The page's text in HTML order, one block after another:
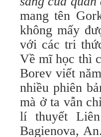
mang tên
không mấy
với các tri
Về mĩ học thì
Borev viết
nhiều phiên
mà ở ta vẫn
lí thuyết
Bagienova,